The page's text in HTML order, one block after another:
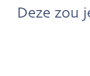
Deze zou